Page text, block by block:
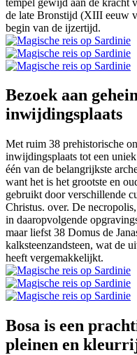
de late Bronstijd (XIII eeuw
begin van de ijzertijd.
Bezoek aan
inwijdingsplaats
Met ruim 38 prehistorische
inwijdingsplaats tot een
één van de belangrijkste
want het is het grootste en
gebruikt door verschillende
Christus. over. De
in daaropvolgende
maar liefst 38 Domus de
kalksteenzandsteen, wat de
heeft vergemakkelijkt.
Bosa is een
pleinen en